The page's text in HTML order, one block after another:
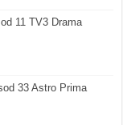
11 TV3 Drama
33 Astro Prima